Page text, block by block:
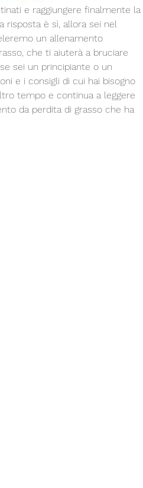
e raggiungere finalmente la
risposta è sì, allora sei nel
un allenamento
che ti aiuterà a bruciare
sei un principiante o un
e i consigli di cui hai bisogno
tempo e continua a leggere
da perdita di grasso che ha